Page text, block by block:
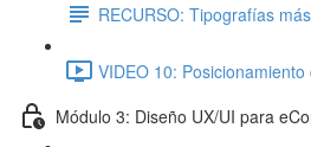
RECURSO: Tipografías
VIDEO 10:
Módulo 3: Diseño UX/UI para